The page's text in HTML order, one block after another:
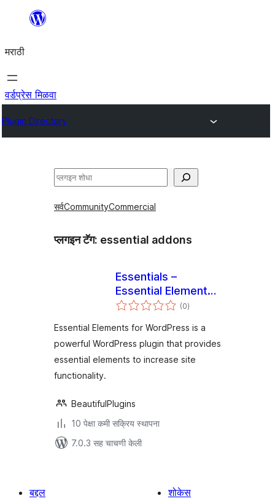
सामुग्रीवर
मराठी
वर्डप्रेस मिळवा
Plugin Directory
शोधा
सर्वCommunityCommercial
प्लगइन टॅग: essential addons
Essentials –
Essential Elements
for WordPress
(0एकूण
मूल्यांकन
)
Essential Elements for WordPress is a
powerful WordPress plugin that provides
essential elements to increase site
functionality.
BeautifulPlugins
10 पेक्षा कमी सक्रिय स्थापना
7.0.3 सह चाचणी केली
बद्दल
शोकेस